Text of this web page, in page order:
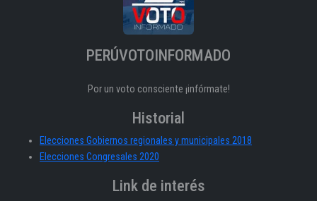
PERÚVOTOINFORMADO
Por un voto consciente ¡infórmate!
Historial
Elecciones Gobiernos regionales y municipales 2018
Elecciones Congresales 2020
Link de interés